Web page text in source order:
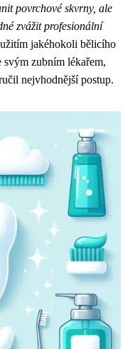
povrchové skvrny, ale
zvážit profesionální
jakéhokoli bělicího
svým zubním lékařem,
nejvhodnější postup.